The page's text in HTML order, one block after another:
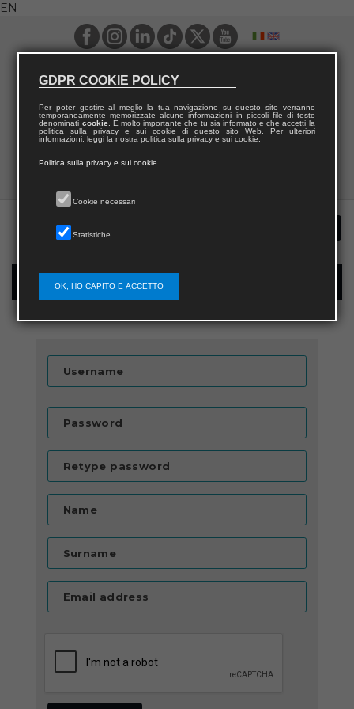
EN
New user registration
Username
Password
Retype password
Name
Surname
Email address
GDPR COOKIE POLICY
Per poter gestire al meglio la tua navigazione su questo sito verranno
temporaneamente memorizzate alcune informazioni in piccoli file di testo
denominati cookie. È molto importante che tu sia informato e che accetti la
politica sulla privacy e sui cookie di questo sito Web. Per ulteriori
informazioni, leggi la nostra politica sulla privacy e sui cookie.
Politica sulla privacy e sui cookie
Cookie necessari
Statistiche
OK, HO CAPITO E ACCETTO